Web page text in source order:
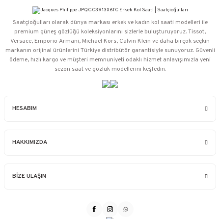
HESABIM
HAKKIMIZDA
BİZE ULAŞIN
Saatçioğulları⁠ olarak dünya markası erkek ve kadın kol saati modelleri ile
premium güneş gözlüğü koleksiyonlarını sizlerle buluşturuyoruz. Tissot,
Versace, Emporio Armani, Michael Kors, Calvin Klein ve daha birçok seçkin
markanın orijinal ürünlerini Türkiye distribütör garantisiyle sunuyoruz. Güvenli
ödeme, hızlı kargo ve müşteri memnuniyeti odaklı hizmet anlayışımızla yeni
sezon saat ve gözlük modellerini keşfedin.